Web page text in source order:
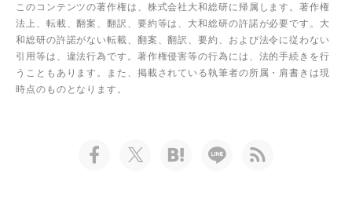
このコンテンツの著作権は、株式会社大和総研に帰属します。著作権
法上、転載、翻案、翻訳、要約等は、大和総研の許諾が必要です。大
和総研の許諾がない転載、翻案、翻訳、要約、および法令に従わない
引用等は、違法行為です。著作権侵害等の行為には、法的手続きを行
うこともあります。また、掲載されている執筆者の所属・肩書きは現
時点のものとなります。